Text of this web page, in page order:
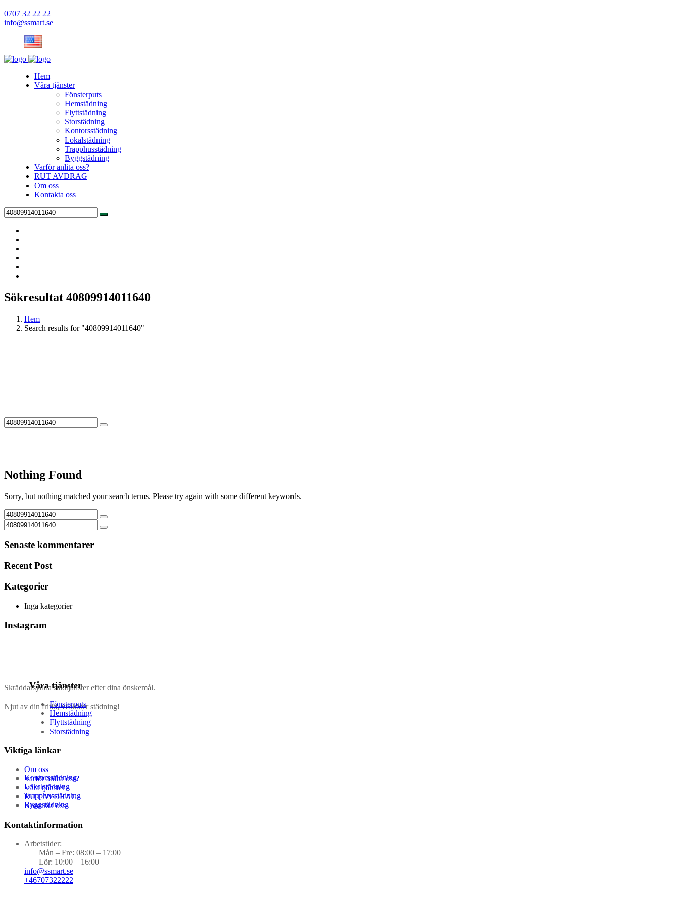
0707 32 22 22
info@ssmart.se
Hem
Våra tjänster
Fönsterputs
Hemstädning
Flyttstädning
Storstädning
Kontorsstädning
Lokalstädning
Trapphusstädning
Byggstädning
Varför anlita oss?
RUT AVDRAG
Om oss
Kontakta oss
Sökresultat 40809914011640
Hem
Search results for "40809914011640"
Nothing Found
Sorry, but nothing matched your search terms. Please try again with some different keywords.
Senaste kommentarer
Recent Post
Kategorier
Inga kategorier
Instagram
Skräddarsydda städtjänster efter dina önskemål.
Njut av din fritid, vi sköter städning!
Våra tjänster
Fönsterputs
Hemstädning
Flyttstädning
Storstädning
Kontorsstädning
Lokalstädning
Trapphusstädning
Byggstädning
Viktiga länkar
Om oss
Varför anlita oss?
Våra tjänster
RUT AVDRAG
Kontakta oss
Kontaktinformation
Arbetstider:
Mån – Fre: 08:00 – 17:00
Lör: 10:00 – 16:00
info@ssmart.se
+46707322222